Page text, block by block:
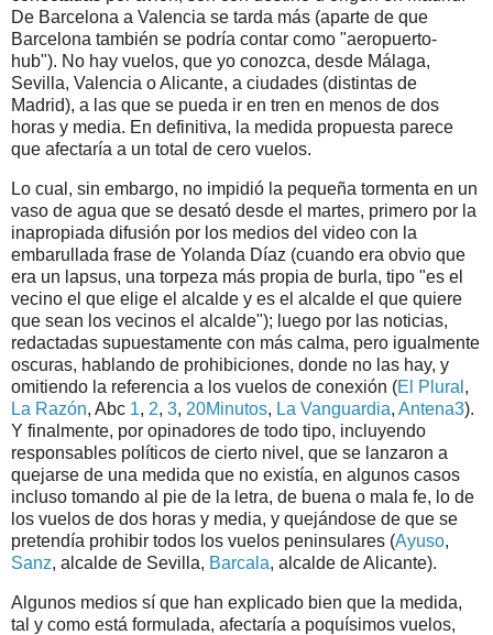
De Barcelona a Valencia se tarda más (aparte de que
Barcelona también se podría contar como "aeropuerto-
hub"). No hay vuelos, que yo conozca, desde Málaga,
Sevilla, Valencia o Alicante, a ciudades (distintas de
Madrid), a las que se pueda ir en tren en menos de dos
horas y media. En definitiva, la medida propuesta parece
que afectaría a un total de cero vuelos.
Lo cual, sin embargo, no impidió la pequeña tormenta en un
vaso de agua que se desató desde el martes, primero por la
inapropiada difusión por los medios del video con la
embarullada frase de Yolanda Díaz (cuando era obvio que
era un lapsus, una torpeza más propia de burla, tipo "es el
vecino el que elige el alcalde y es el alcalde el que quiere
que sean los vecinos el alcalde"); luego por las noticias,
redactadas supuestamente con más calma, pero igualmente
oscuras, hablando de prohibiciones, donde no las hay, y
omitiendo la referencia a los vuelos de conexión (El Plural ,
La Razón, Abc 1, 2, 3, 20Minutos, La Vanguardia, Antena3).
Y finalmente, por opinadores de todo tipo, incluyendo
responsables políticos de cierto nivel, que se lanzaron a
quejarse de una medida que no existía, en algunos casos
incluso tomando al pie de la letra, de buena o mala fe, lo de
los vuelos de dos horas y media, y quejándose de que se
pretendía prohibir todos los vuelos peninsulares (Ayuso,
Sanz, alcalde de Sevilla, Barcala, alcalde de Alicante).
Algunos medios sí que han explicado bien que la medida,
tal y como está formulada, afectaría a poquísimos vuelos,